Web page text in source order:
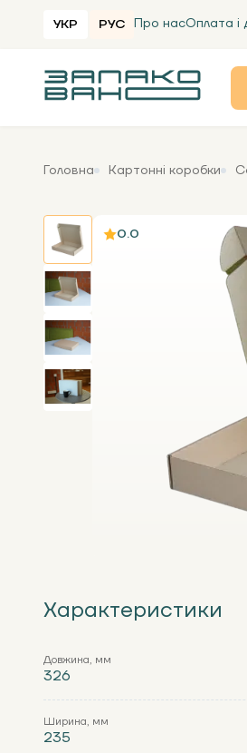
УКР РУС Про насОплата і
Головна Картонні коробки
0.0
Характеристики
Довжина, мм
326
Ширина, мм
235